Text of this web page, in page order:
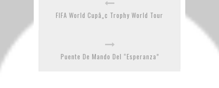
FIFA World Cupâ„¢ Trophy World Tour
Puente De Mando Del “Esperanza”